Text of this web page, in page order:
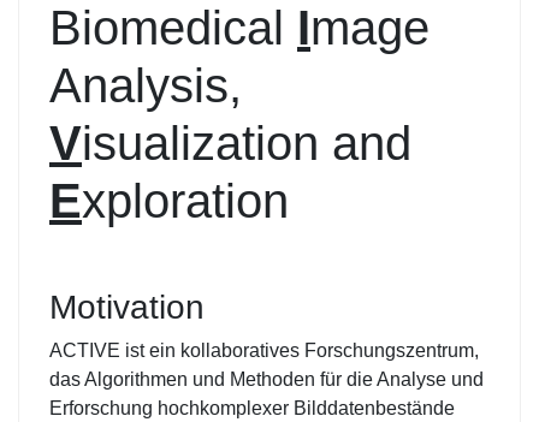
Biomedical Image
Analysis,
Visualization and
Exploration
Motivation
ACTIVE ist ein kollaboratives Forschungszentrum,
das Algorithmen und Methoden für die Analyse und
Erforschung hochkomplexer Bilddatenbestände